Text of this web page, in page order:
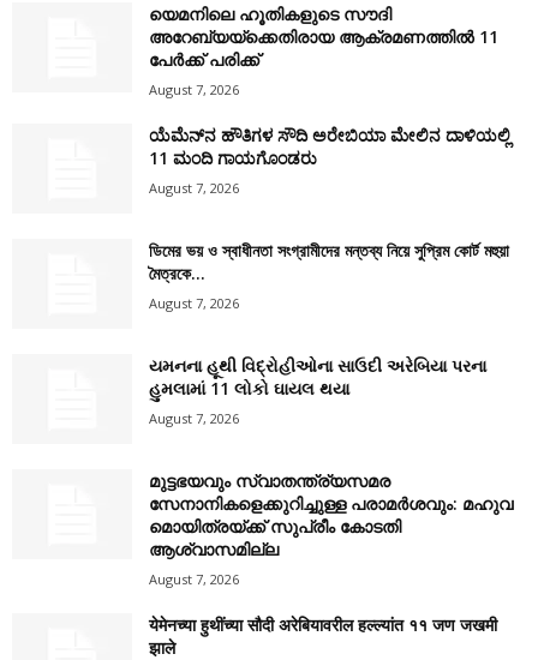
യെമനിലെ ഹൂതികളുടെ സൗദി
അറേബ്യയ്ക്കെതിരായ ആക്രമണത്തിൽ 11
പേർക്ക് പരിക്ക്
August 7, 2026
ಯೆಮೆನ್‌ನ ಹೌತಿಗಳ ಸೌದಿ ಅರೇಬಿಯಾ ಮೇಲಿನ ದಾಳಿಯಲ್ಲಿ
11 ಮಂದಿ ಗಾಯಗೊಂಡರು
August 7, 2026
ডিমের ভয় ও স্বাধীনতা সংগ্রামীদের মন্তব্য নিয়ে সুপ্রিম কোর্ট মহুয়া
মৈত্রকে...
August 7, 2026
યમનના હૂથી વિદ્રોહીઓના સાઉદી અરેબિયા પરના
હુમલામાં 11 લોકો ઘાયલ થયા
August 7, 2026
മുട്ടഭയവും സ്വാതന്ത്ര്യസമര
സേനാനികളെക്കുറിച്ചുള്ള പരാമർശവും: മഹുവ
മൊയിത്രയ്ക്ക് സുപ്രീം കോടതി
ആശ്വാസമില്ല
August 7, 2026
येमेनच्या हुथींच्या सौदी अरेबियावरील हल्ल्यांत ११ जण जखमी
झाले